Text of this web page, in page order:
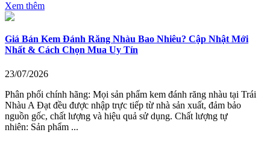
Xem thêm
Giá Bán Kem Đánh Răng Nhàu Bao Nhiêu? Cập Nhật Mới
Nhất & Cách Chọn Mua Uy Tín
23/07/2026
Phân phối chính hãng: Mọi sản phẩm kem đánh răng nhàu tại Trái
Nhàu A Đạt đều được nhập trực tiếp từ nhà sản xuất, đảm bảo
nguồn gốc, chất lượng và hiệu quả sử dụng. Chất lượng tự
nhiên: Sản phẩm ...